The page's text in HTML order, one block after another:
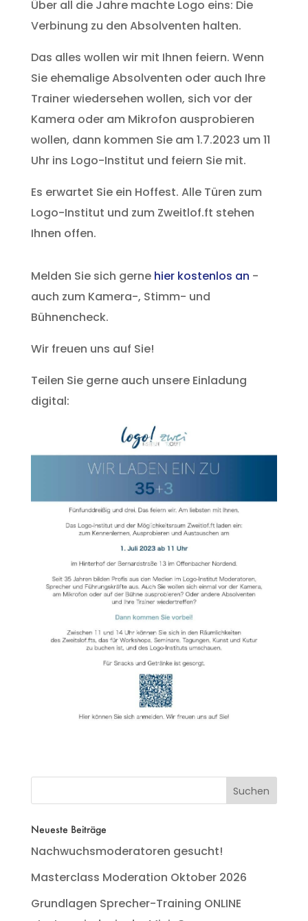
Über all die Jahre machte Logo eins: Die
Verbinung zu den Absolventen halten.
Das alles wollen wir mit Ihnen feiern. Wenn
Sie ehemalige Absolventen oder auch Ihre
Trainer wiedersehen wollen, sich vor der
Kamera oder am Mikrofon ausprobieren
wollen, dann kommen Sie am 1.7.2023 um 11
Uhr ins Logo-Institut und feiern Sie mit.
Es erwartet Sie ein Hoffest. Alle Türen zum
Logo-Institut und zum Zweitlof.ft stehen
Ihnen offen.
Melden Sie sich gerne hier kostenlos an -
auch zum Kamera-, Stimm- und
Bühnencheck.
Wir freuen uns auf Sie!
Teilen Sie gerne auch unsere Einladung
digital:
Neueste Beiträge
Nachwuchsmoderatoren gesucht!
Masterclass Moderation Oktober 2026
Grundlagen Sprecher-Training ONLINE